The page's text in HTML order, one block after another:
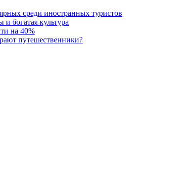
среди иностранных туристов
богатая культура
на 40%
путешественники?